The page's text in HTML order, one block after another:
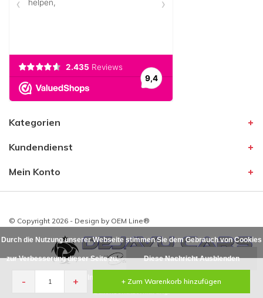
- + + Zum Warenkorb hinzufügen
Kategorien
Kundendienst
Mein Konto
© Copyright 2026 - Design by OEM Line®
Durch die Nutzung unserer Webseite stimmen Sie dem Gebrauch von Cookies
zur Verbesserung dieser Seite zu. Diese Nachricht Ausblenden
Für weitere Informationen beachten Sie bitte unsere
Datenschutzerklärung. »